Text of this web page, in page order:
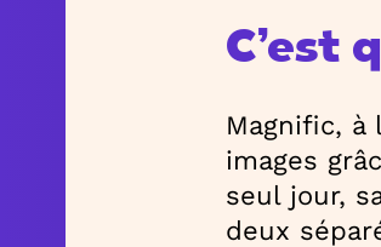
C’est
Magnific, à
images
seul jour,
deux